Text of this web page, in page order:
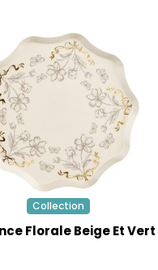
Collection
Florale Beige Et Vert